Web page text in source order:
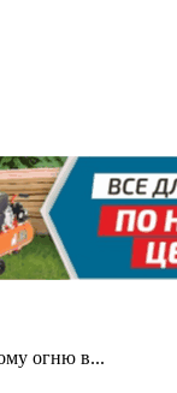
огню в...